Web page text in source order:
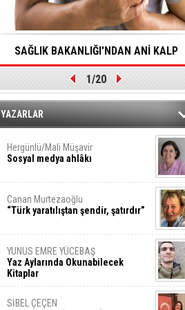
SAĞLIK BAKANLIĞI'NDAN ANİ KALP
DURMALARINA HIZLI MÜDAHALE
EDİLMESİNE YÖNELİK ÖNLENMESİ İÇİN
ÖNEMLİ ADIM
1/20
YAZARLAR
Hergünlü/Mali Müşavir
Sosyal medya ahlâkı
Canan Murtezaoğlu
“Türk yaratılıştan şendir, şatırdır”
YUNUS EMRE YÜCEBAŞ
Yaz Aylarında Okunabilecek
Kitaplar
SİBEL ÇEÇEN